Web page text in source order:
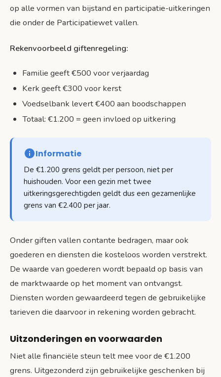
op alle vormen van bijstand en participatie-uitkeringen
die onder de Participatiewet vallen.
Rekenvoorbeeld giftenregeling:
Familie geeft €500 voor verjaardag
Kerk geeft €300 voor kerst
Voedselbank levert €400 aan boodschappen
Totaal: €1.200 = geen invloed op uitkering
Informatie
De €1.200 grens geldt per persoon, niet per
huishouden. Voor een gezin met twee
uitkeringsgerechtigden geldt dus een gezamenlijke
grens van €2.400 per jaar.
Onder giften vallen contante bedragen, maar ook
goederen en diensten die kosteloos worden verstrekt.
De waarde van goederen wordt bepaald op basis van
de marktwaarde op het moment van ontvangst.
Diensten worden gewaardeerd tegen de gebruikelijke
tarieven die daarvoor in rekening worden gebracht.
Uitzonderingen en voorwaarden
Niet alle financiële steun telt mee voor de €1.200
grens. Uitgezonderd zijn gebruikelijke geschenken bij